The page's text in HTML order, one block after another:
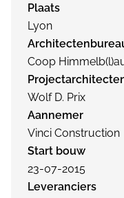
Plaats
Lyon
Coop
Wolf D. Prix
Aannemer
Vinci Construction
Start bouw
23-07-2015
Leveranciers